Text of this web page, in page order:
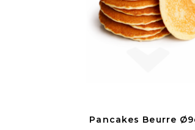
Pancakes Beurre